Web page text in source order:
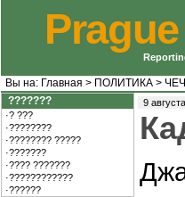
Вы на: Главная > ПОЛИТИКА >
???????
·? ???
·????????
·???????? ?????
·???????
·???? ???????
·????????????
·??????
9